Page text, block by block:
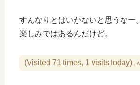
すんなりとはいかないと思うなー。
楽しみではあるんだけど。
(Visited 71 times, 1 visits today)